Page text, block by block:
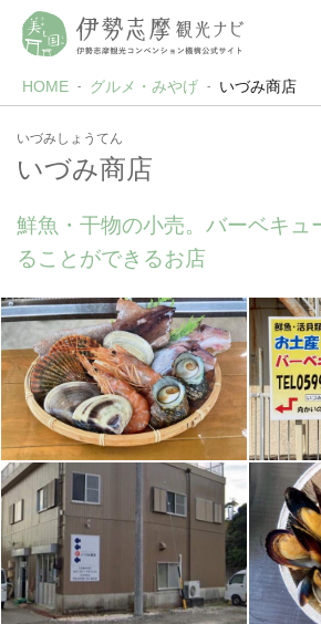
HOME グルメ・みやげ いづみ商店
いづみしょうてん
いづみ商店
鮮魚・干物の小売。バーベキュ
ることができるお店